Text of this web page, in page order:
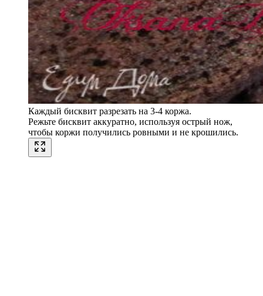
Каждый бисквит разрезать на 3-4 коржа.
Режьте бисквит аккуратно, используя острый нож,
чтобы коржи получились ровными и не крошились.